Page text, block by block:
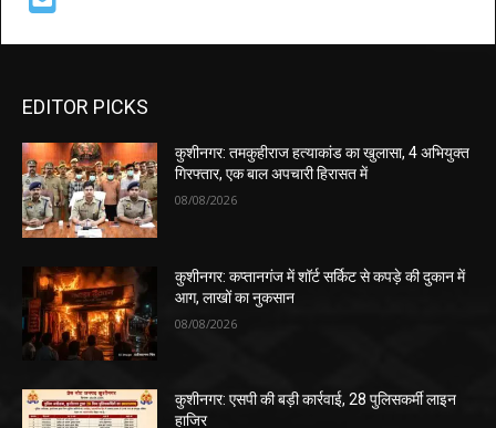
EDITOR PICKS
कुशीनगर: तमकुहीराज हत्याकांड का खुलासा, 4 अभियुक्त
गिरफ्तार, एक बाल अपचारी हिरासत में
08/08/2026
कुशीनगर: कप्तानगंज में शॉर्ट सर्किट से कपड़े की दुकान में
आग, लाखों का नुकसान
08/08/2026
कुशीनगर: एसपी की बड़ी कार्रवाई, 28 पुलिसकर्मी लाइन
हाजिर